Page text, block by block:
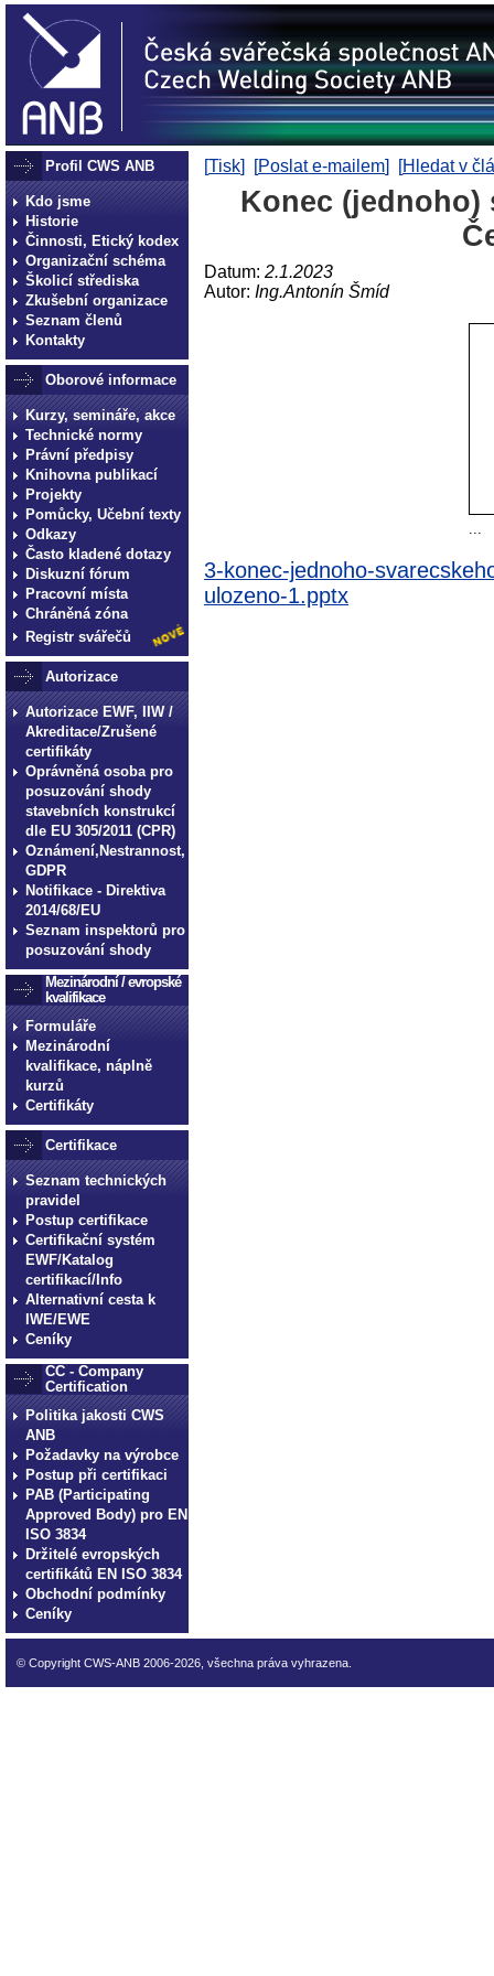
Profil CWS ANB
Kdo jsme
Historie
Činnosti, Etický kodex
Organizační schéma
Školicí střediska
Zkušební organizace
Seznam členů
Kontakty
Oborové informace
Kurzy, semináře, akce
Technické normy
Právní předpisy
Knihovna publikací
Projekty
Pomůcky, Učební texty
Odkazy
Často kladené dotazy
Diskuzní fórum
Pracovní místa
Chráněná zóna
Registr svářečů
Autorizace
Autorizace EWF, IIW /
Akreditace/Zrušené
certifikáty
Oprávněná osoba pro
posuzování shody
stavebních konstrukcí
dle EU 305/2011 (CPR)
Oznámení,Nestrannost,
GDPR
Notifikace - Direktiva
2014/68/EU
Seznam inspektorů pro
posuzování shody
Mezinárodní / evropské
kvalifikace
Formuláře
Mezinárodní
kvalifikace, náplně
kurzů
Certifikáty
Certifikace
Seznam technických
pravidel
Postup certifikace
Certifikační systém
EWF/Katalog
certifikací/Info
Alternativní cesta k
IWE/EWE
Ceníky
CC - Company
Certification
Politika jakosti CWS
ANB
Požadavky na výrobce
Postup při certifikaci
PAB (Participating
Approved Body) pro EN
ISO 3834
Držitelé evropských
certifikátů EN ISO 3834
Obchodní podmínky
Ceníky
[Tisk] [Poslat e-mailem] [Hledat v
Konec (jednoho)
Datum: 2.1.2023
Autor: Ing.Antonín Šmíd
...
3-konec-jednoho-
ulozeno-1.pptx
© Copyright CWS-ANB 2006-2026, všechna práva vyhrazena.